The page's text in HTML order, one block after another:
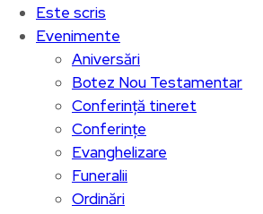
Este scris
Evenimente
Aniversări
Botez Nou Testamentar
Conferință tineret
Conferințe
Evanghelizare
Funeralii
Ordinări